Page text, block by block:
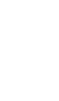
schriftlich
ÜN.
Ansprüche